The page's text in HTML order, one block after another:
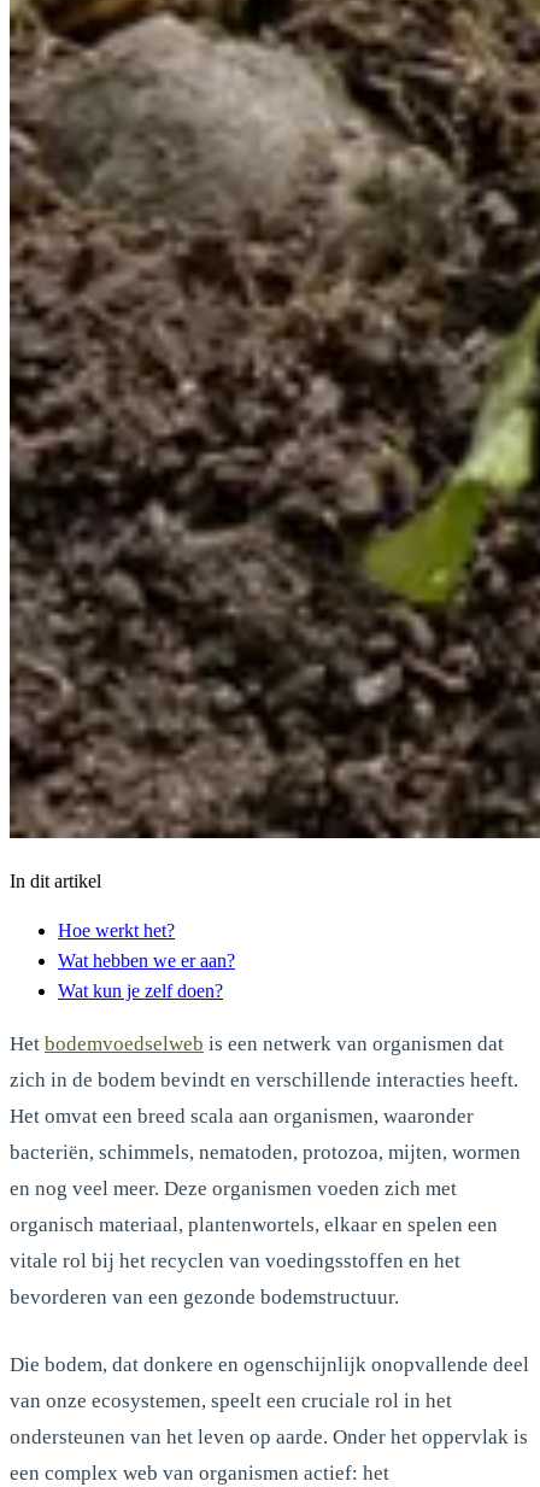
In dit artikel
Hoe werkt het?
Wat hebben we er aan?
Wat kun je zelf doen?
Het bodemvoedselweb is een netwerk van organismen dat
zich in de bodem bevindt en verschillende interacties heeft.
Het omvat een breed scala aan organismen, waaronder
bacteriën, schimmels, nematoden, protozoa, mijten, wormen
en nog veel meer. Deze organismen voeden zich met
organisch materiaal, plantenwortels, elkaar en spelen een
vitale rol bij het recyclen van voedingsstoffen en het
bevorderen van een gezonde bodemstructuur.
Die bodem, dat donkere en ogenschijnlijk onopvallende deel
van onze ecosystemen, speelt een cruciale rol in het
ondersteunen van het leven op aarde. Onder het oppervlak is
een complex web van organismen actief: het